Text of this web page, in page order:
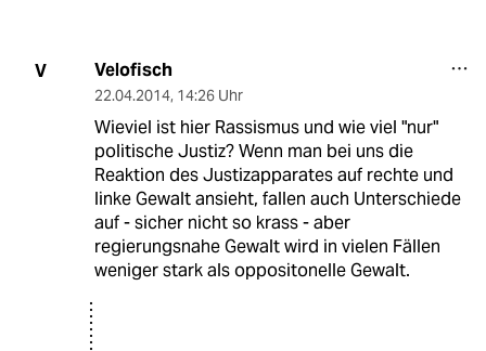
V Velofisch
22.04.2014, 14:26 Uhr
Wieviel ist hier Rassismus und wie viel "nur"
politische Justiz? Wenn man bei uns die
Reaktion des Justizapparates auf rechte und
linke Gewalt ansieht, fallen auch Unterschiede
auf - sicher nicht so krass - aber
regierungsnahe Gewalt wird in vielen Fällen
weniger stark als oppositonelle Gewalt.